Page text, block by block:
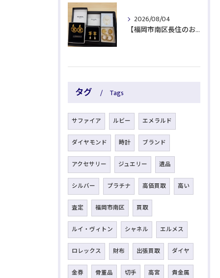
2026/08/04
【福岡市南区長住のお客様よりブランド品をお買取】
タグ Tags
サファイア ルビー エメラルド
ダイヤモンド 時計 ブランド
アクセサリー ジュエリー 遺品
シルバー プラチナ 高価買取 高い
査定 福岡市南区 買取
ルイ・ヴィトン シャネル エルメス
ロレックス 財布 出張買取 ダイヤ
金券 骨董品 切手 高宮 貴金属